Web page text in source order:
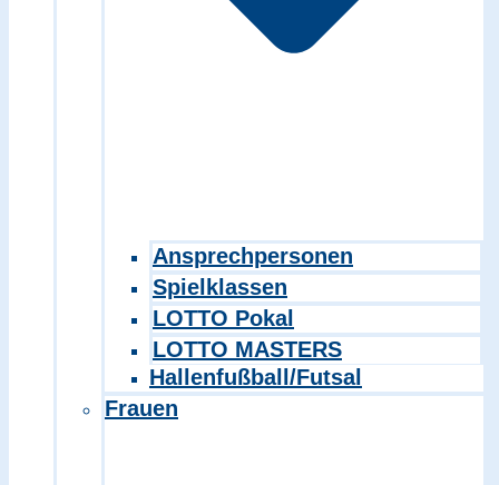
Ansprechpersonen
Spielklassen
LOTTO Pokal
LOTTO MASTERS
Hallenfußball/Futsal
Frauen